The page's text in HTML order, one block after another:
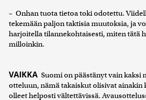
– Onhan tuota tietoa toki odotettu.
tekemään paljon taktisia muutoksia, ja
harjoitella tilannekohtaisesti, miten tätä
milloinkin.
VAIKKA Suomi on päästänyt vain kaksi
otteluun, nämä takaiskut olisivat ainakin
olleet helposti vältettävissä.